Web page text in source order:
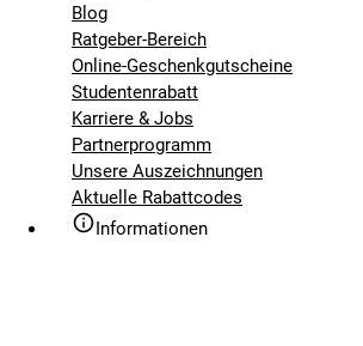
Blog
Ratgeber-Bereich
Online-Geschenkgutscheine
Studentenrabatt
Karriere & Jobs
Partnerprogramm
Unsere Auszeichnungen
Aktuelle Rabattcodes
Informationen